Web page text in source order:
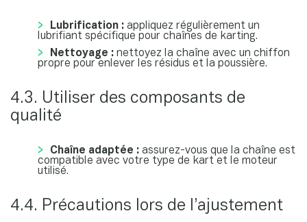
Lubrification : appliquez régulièrement un
lubrifiant spécifique pour chaînes de karting.
Nettoyage : nettoyez la chaîne avec un chiffon
propre pour enlever les résidus et la poussière.
4.3. Utiliser des composants de
qualité
Chaîne adaptée : assurez-vous que la chaîne est
compatible avec votre type de kart et le moteur
utilisé.
4.4. Précautions lors de l’ajustement